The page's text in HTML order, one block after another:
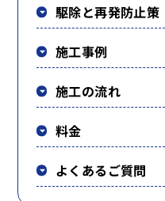
駆除と再発防止策
施工事例
施工の流れ
料金
よくあるご質問